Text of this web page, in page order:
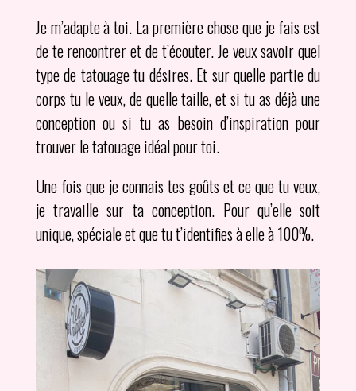
Je m’adapte à toi. La première chose que je fais est
de te rencontrer et de t’écouter. Je veux savoir quel
type de tatouage tu désires. Et sur quelle partie du
corps tu le veux, de quelle taille, et si tu as déjà une
conception ou si tu as besoin d’inspiration pour
trouver le tatouage idéal pour toi.
Une fois que je connais tes goûts et ce que tu veux,
je travaille sur ta conception. Pour qu’elle soit
unique, spéciale et que tu t’identifies à elle à 100%.